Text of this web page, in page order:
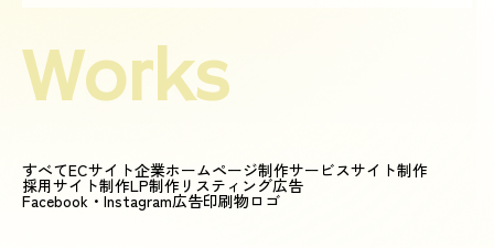
Works
すべてECサイト企業ホームページ制作サービスサイト制作
採用サイト制作LP制作 リスティング広告
Facebook・Instagram広告印刷物ロゴ